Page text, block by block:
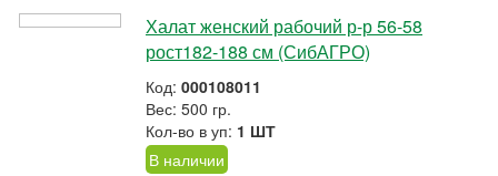
Халат женский рабочий р-р 56-58
рост182-188 см (СибАГРО)
Код: 000108011
Вес: 500 гр.
Кол-во в уп: 1 ШТ
В наличии